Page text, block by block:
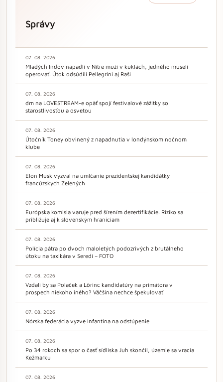
Správy
07. 08. 2026
Mladých Indov napadli v Nitre muži v kuklách, jedného museli
operovať. Útok odsúdili Pellegrini aj Raši
07. 08. 2026
dm na LOVESTREAM-e opäť spojí festivalové zážitky so
starostlivosťou a osvetou
07. 08. 2026
Útočník Toney obvinený z napadnutia v londýnskom nočnom
klube
07. 08. 2026
Elon Musk vyzval na umlčanie prezidentskej kandidátky
francúzskych Zelených
07. 08. 2026
Európska komisia varuje pred šírením dezertifikácie. Riziko sa
približuje aj k slovenským hraniciam
07. 08. 2026
Polícia pátra po dvoch maloletých podozrivých z brutálneho
útoku na taxikára v Seredi – FOTO
07. 08. 2026
Vzdali by sa Polaček a Lörinc kandidatúry na primátora v
prospech niekoho iného? Väčšina nechce špekulovať
07. 08. 2026
Nórska federácia vyzve Infantina na odstúpenie
07. 08. 2026
Po 34 rokoch sa spor o časť sídliska Juh skončil, územie sa vracia
Kežmarku
07. 08. 2026